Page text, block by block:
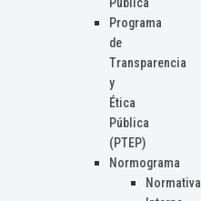
Pública
Programa
de
Transparencia
y
Ética
Pública
(PTEP)
Normograma
Normativa